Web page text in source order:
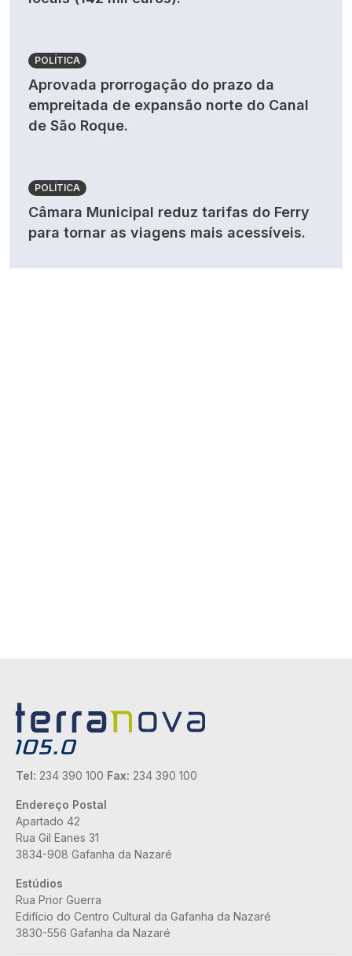
POLÍTICA
Aprovada prorrogação do prazo da
empreitada de expansão norte do Canal
de São Roque.
POLÍTICA
Câmara Municipal reduz tarifas do Ferry
para tornar as viagens mais acessíveis.
Tel: 234 390 100 Fax: 234 390 100
Endereço Postal
Apartado 42
Rua Gil Eanes 31
3834-908 Gafanha da Nazaré
Estúdios
Rua Prior Guerra
Edifício do Centro Cultural da Gafanha da Nazaré
3830-556 Gafanha da Nazaré